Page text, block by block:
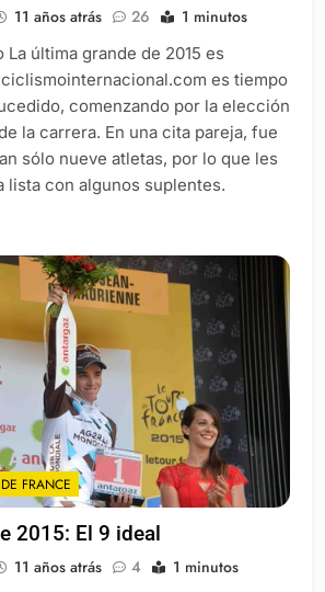
11 años atrás 26 1 minutos
La última grande de 2015 es
es tiempo
comenzando por la elección
la carrera. En una cita pareja, fue
sólo nueve atletas, por lo que les
lista con algunos suplentes.
FRANCE
2015: El 9 ideal
11 años atrás 4 1 minutos